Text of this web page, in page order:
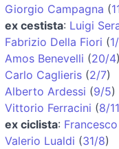
Giorgio Campagna (
ex cestista: Luigi
Fabrizio Della Fiori (
Amos Benevelli (20/4)
Carlo Caglieris (2/7)
Alberto Ardessi (9/5)
Vittorio Ferracini (8/11
ex ciclista:
Valerio Lualdi (31/8)